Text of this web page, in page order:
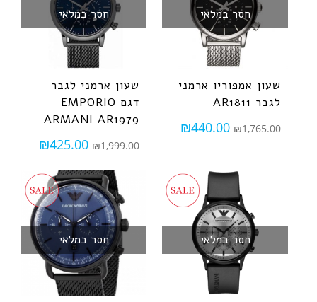
חסר במלאי
שעון אמפוריו ארמני
לגבר AR1811
₪1,765.00
₪440.00
חסר במלאי
שעון ארמני לגבר
דגם EMPORIO
ARMANI AR1979
₪1,999.00
₪425.00
חסר במלאי חסר במלאי